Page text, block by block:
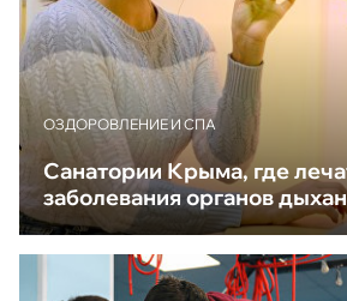
ОЗДОРОВЛЕНИЕ И СПА
Санатории Крыма, где
заболевания органов